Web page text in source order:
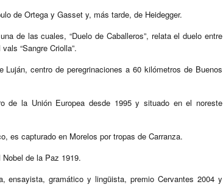
de Ortega y Gasset y, más tarde, de Heidegger.
de las cuales, “Duelo de Caballeros”, relata el duelo entre
“Sangre Criolla”.
centro de peregrinaciones a 60 kilómetros de Buenos
de la Unión Europea desde 1995 y situado en el noreste
es capturado en Morelos por tropas de Carranza.
de la Paz 1919.
ensayista, gramático y lingüista, premio Cervantes 2004 y